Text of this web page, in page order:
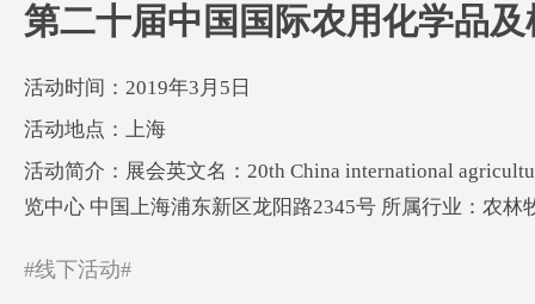
第二十届中国国际农用化学品
活动时间：2019年3月5日
活动地点：上海
活动简介：展会英文名：20th China international
览中心 中国上海浦东新区龙阳路2345号 所属行业：农
#线下活动#